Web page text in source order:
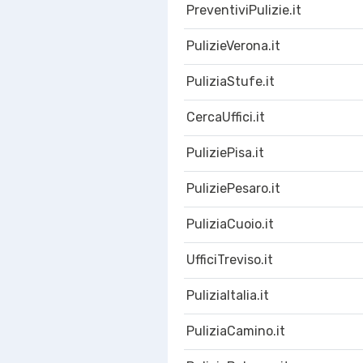
PreventiviPulizie.it
PulizieVerona.it
PuliziaStufe.it
CercaUffici.it
PuliziePisa.it
PuliziePesaro.it
PuliziaCuoio.it
UfficiTreviso.it
PuliziaItalia.it
PuliziaCamino.it